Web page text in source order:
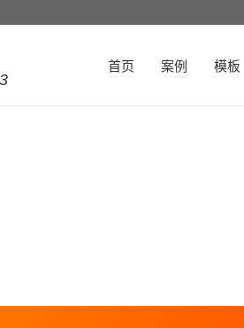
首页 案例 模板